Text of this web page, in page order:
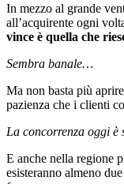
In mezzo al grande
all’acquirente ogni
vince è quella che
Sembra banale…
Ma non basta più
pazienza che i clienti
La concorrenza oggi è
E anche nella regione
esisteranno almeno